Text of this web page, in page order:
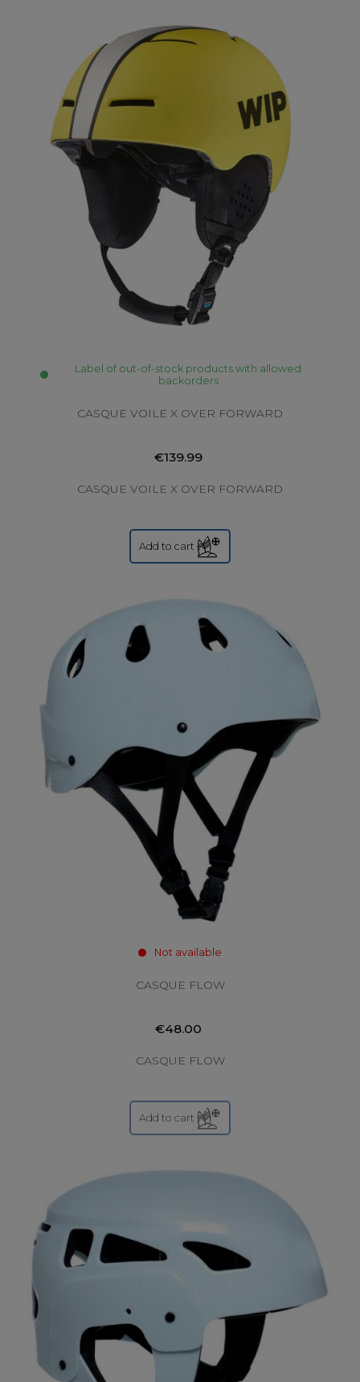
Label of out-of-stock products with allowed
backorders
CASQUE VOILE X OVER FORWARD
€139.99
CASQUE VOILE X OVER FORWARD
Add to cart
Not available
CASQUE FLOW
€48.00
CASQUE FLOW
Add to cart